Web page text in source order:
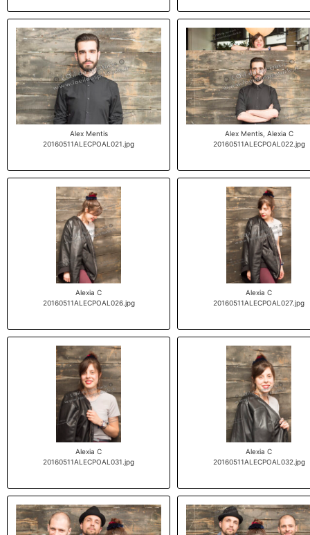
Alex Mentis
20160511ALECPOAL021.jpg
Alex Mentis, Alexia C
20160511ALECPOAL022.jpg
Alexia C
20160511ALECPOAL026.jpg
Alexia C
20160511ALECPOAL027.jpg
Alexia C
20160511ALECPOAL031.jpg
Alexia C
20160511ALECPOAL032.jpg